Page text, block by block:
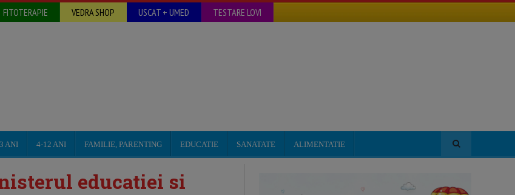
FITOTERAPIE VEDRA SHOP USCAT + UMED TESTARE LOVI
ANI 4-12 ANI FAMILIE, PARENTING EDUCATIE SANATATE ALIMENTATIE
educatiei si